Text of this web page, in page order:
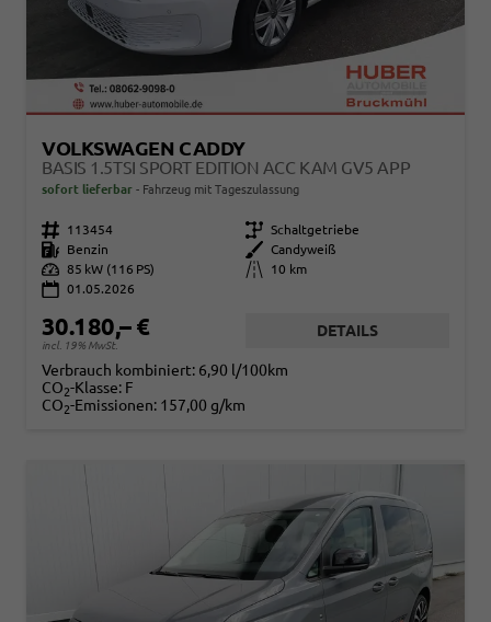
VOLKSWAGEN CADDY
BASIS 1.5TSI SPORT EDITION ACC KAM GV5 APP
sofort lieferbar Fahrzeug mit Tageszulassung
Fahrzeugnr. 113454 Getriebe Schaltgetriebe
Kraftstoff
Benzin Außenfarbe
Candyweiß
Leistung 85 kW (116 PS) Kilometerstand
10 km
01.05.2026
30.180,– €
incl. 19% MwSt.
DETAILS
Verbrauch kombiniert: 6,90 l/100km
CO2-Klasse: F
CO2-Emissionen: 157,00 g/km